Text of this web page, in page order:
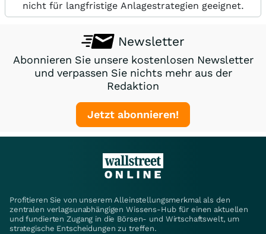
nicht für langfristige Anlagestrategien geeignet.
Newsletter
Abonnieren Sie unsere kostenlosen Newsletter
und verpassen Sie nichts mehr aus der
Redaktion
Jetzt abonnieren!
Profitieren Sie von unserem Alleinstellungsmerkmal als den
zentralen verlagsunabhängigen Wissens-Hub für einen aktuellen
und fundierten Zugang in die Börsen- und Wirtschaftswelt, um
strategische Entscheidungen zu treffen.